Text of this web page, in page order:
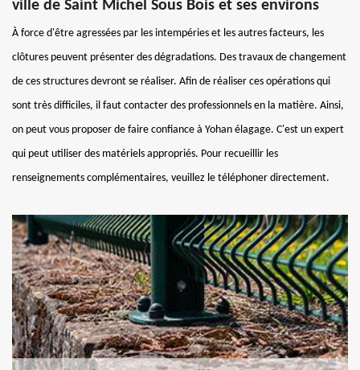
ville de Saint Michel Sous Bois et ses environs
À force d'être agressées par les intempéries et les autres facteurs, les
clôtures peuvent présenter des dégradations. Des travaux de changement
de ces structures devront se réaliser. Afin de réaliser ces opérations qui
sont très difficiles, il faut contacter des professionnels en la matière. Ainsi,
on peut vous proposer de faire confiance à Yohan élagage. C'est un expert
qui peut utiliser des matériels appropriés. Pour recueillir les
renseignements complémentaires, veuillez le téléphoner directement.